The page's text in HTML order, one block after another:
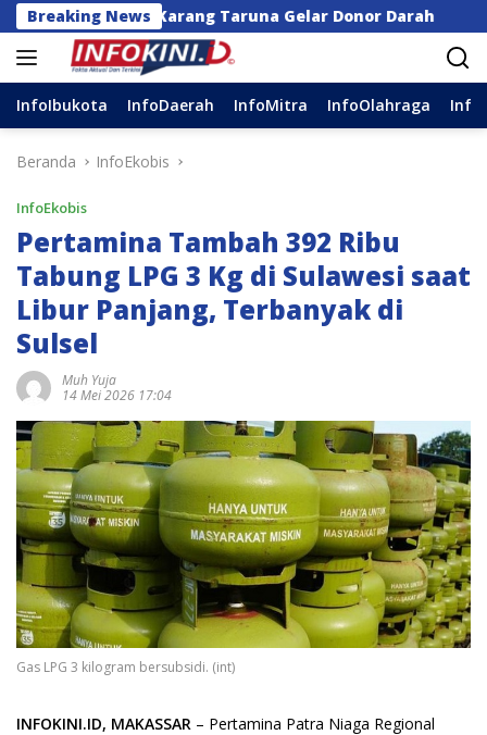
Langsung
ke
konten
Breaking News
Karang Taruna Gelar Donor Darah Anggota
InfoIbukota InfoDaerah InfoMitra InfoOlahraga
Beranda InfoEkobis
InfoEkobis
Pertamina Tambah 392 Ribu
Tabung LPG 3 Kg di Sulawesi saat
Libur Panjang, Terbanyak di
Sulsel
Muh Yuja
14 Mei 2026 17:04
Gas LPG 3 kilogram bersubsidi. (int)
INFOKINI.ID, MAKASSAR – Pertamina Patra Niaga Regional